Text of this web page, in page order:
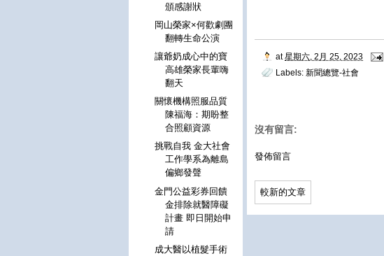
at 星期六, 2月 25, 2023
Labels: 新聞總覽-社會
沒有留言:
發佈留言
較新的文章
頒感謝狀
岡山榮家×何歡劇團
翻轉生命公演
讓爺奶成心中的寶
高雄榮家長輩嗨
翻天
關懷機構照服品質
陳福海：期盼整
合照顧資源
挑戰自我 金大社會
工作學系為離島
偏鄉發聲
金門公益彩券回饋
金排除就醫障礙
計畫 即日開始申
請
成大醫以植髮手術